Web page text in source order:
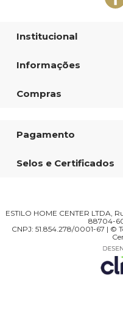
Institucional
Informações
Compras
Pagamento
Selos e Certificados
ESTILO HOME CENTER LTDA,
88704-
CNPJ: 51.854.278/0001-67 | ©